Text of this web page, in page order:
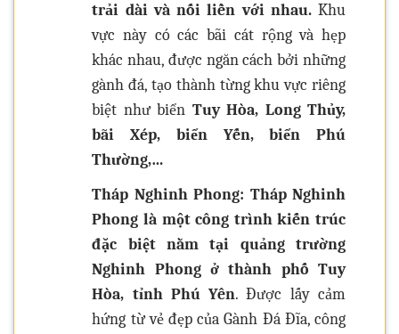
trải dài và nối liền với nhau.Khu
vực này có các bãi cát rộng và hẹp
khác nhau, được ngăn cách bởi những
gành đá, tạo thành từng khu vực riêng
biệt như biển Tuy Hòa, Long Thủy,
bãi Xép, biển Yến, biển Phú
Thường,…
Tháp Nghinh Phong: Tháp Nghinh
Phong là một công trình kiến trúc
đặc biệt nằm tại quảng trường
Nghinh Phong ở thành phố Tuy
Hòa, tỉnh Phú Yên. Được lấy cảm
hứng từ vẻ đẹp của Gành Đá Đĩa, công